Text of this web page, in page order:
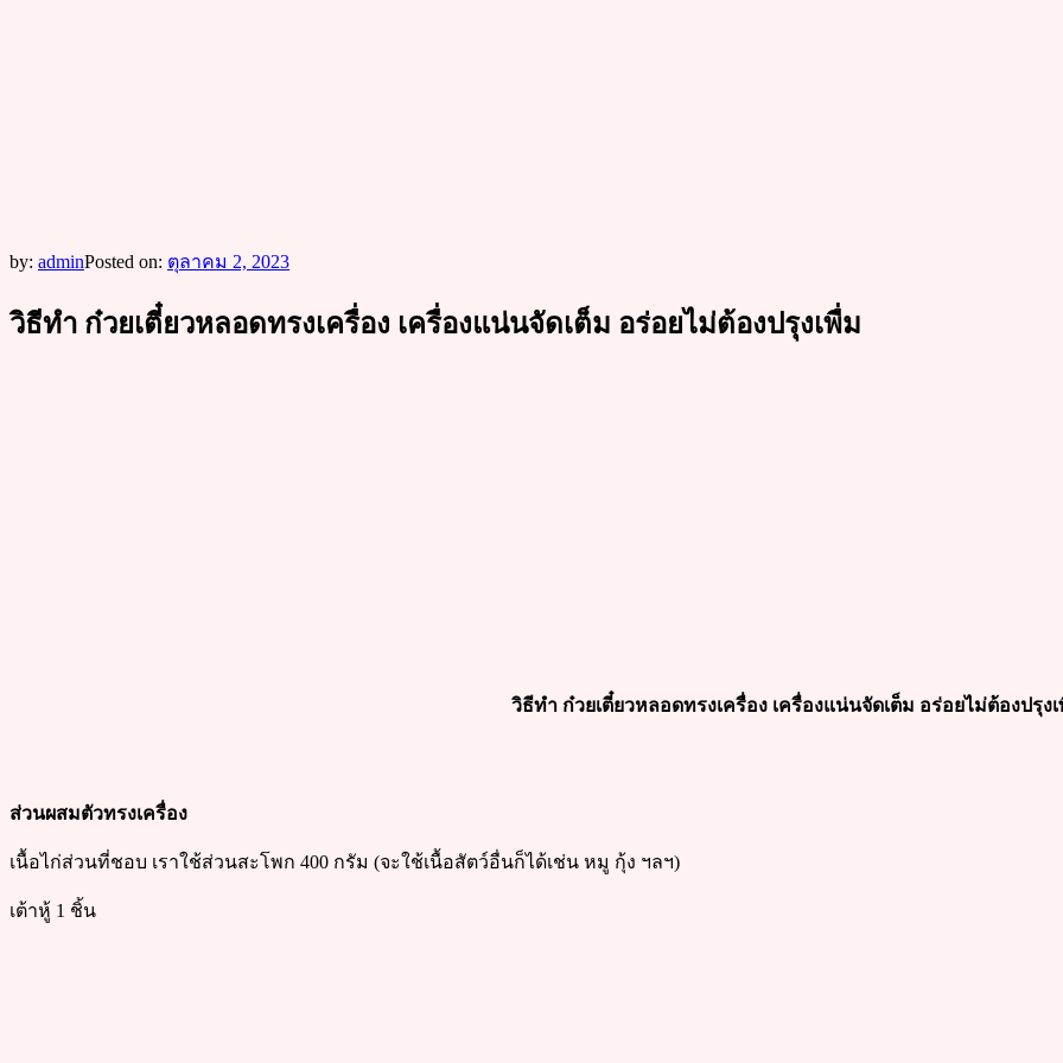
by: adminPosted on: ตุลาคม 2, 2023
วิธีทำ ก๋วยเตี๋ยวหลอดทรงเครื่อง เครื่องแน่นจัดเต็ม อร่อยไม่ต้องปรุงเพื่ม
วิธีทำ ก๋วยเตี๋ยวหลอดทรงเครื่อง เครื่องแน่นจัดเต็ม อร่อยไม่ต้องปรุง
ส่วนผสมตัวทรงเครื่อง
เนื้อไก่ส่วนที่ชอบ เราใช้ส่วนสะโพก 400 กรัม (จะใช้เนื้อสัตว์อื่นก็ได้เช่น หมู กุ้ง ฯลฯ)
เต้าหู้ 1 ชิ้น